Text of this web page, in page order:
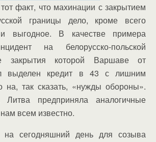
факт, что махинации с закрытием
границы дело, кроме всего
выгодное. В качестве примера
на белорусско-польской
закрытия которой Варшаве от
выделен кредит в 43 с лишним
на, так сказать, «нужды обороны».
Литва предприняла аналогичные
всем известно.
сегодняшний день для созыва